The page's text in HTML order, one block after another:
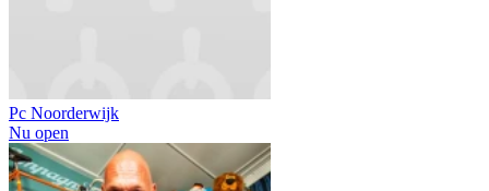
Pc Noorderwijk
Nu open